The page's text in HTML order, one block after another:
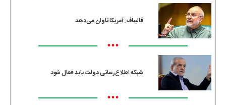
قالیباف: آمریکا تاوان می‌دهد
•••
شبکه اطلاع‌رسانی دولت باید فعال شود
•••